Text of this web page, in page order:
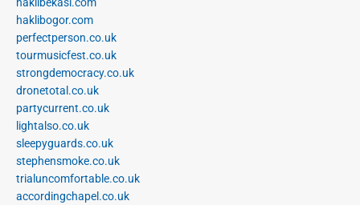
haklibogor.com
perfectperson.co.uk
tourmusicfest.co.uk
strongdemocracy.co.uk
dronetotal.co.uk
partycurrent.co.uk
lightalso.co.uk
sleepyguards.co.uk
stephensmoke.co.uk
trialuncomfortable.co.uk
accordingchapel.co.uk